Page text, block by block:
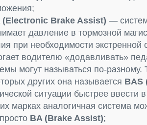
(Electronic Brake Assist) —
давление в тормозной
при необходимости экстренной
водителю «додавливать»
могут называться по-
других она называется BAS
ситуации быстрее
марках аналогичная система
BA (Brake Assist);